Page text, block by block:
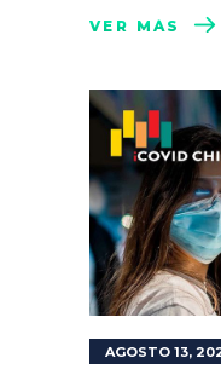
VER MÁS
AGOSTO 13,